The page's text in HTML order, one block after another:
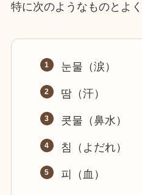
特に次のようなものとよ
눈물（涙）
땀（汗）
콧물（鼻水）
침（よだれ）
피（血）